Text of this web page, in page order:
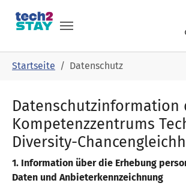
Startseite Datenschutz
Datenschutzinformation
Kompetenzzentrums
Diversity-
1. Information über die Erhebung
Daten und Anbieterkennzeichnung